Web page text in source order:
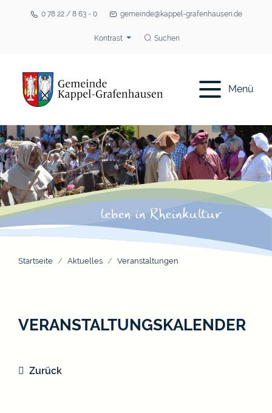
0 78 22 / 8 63 - 0 gemeinde@kappel-grafenhausen.de
Kontrast Suchen
Menü
Startseite Aktuelles Veranstaltungen
VERANSTALTUNGSKALENDER
Zurück